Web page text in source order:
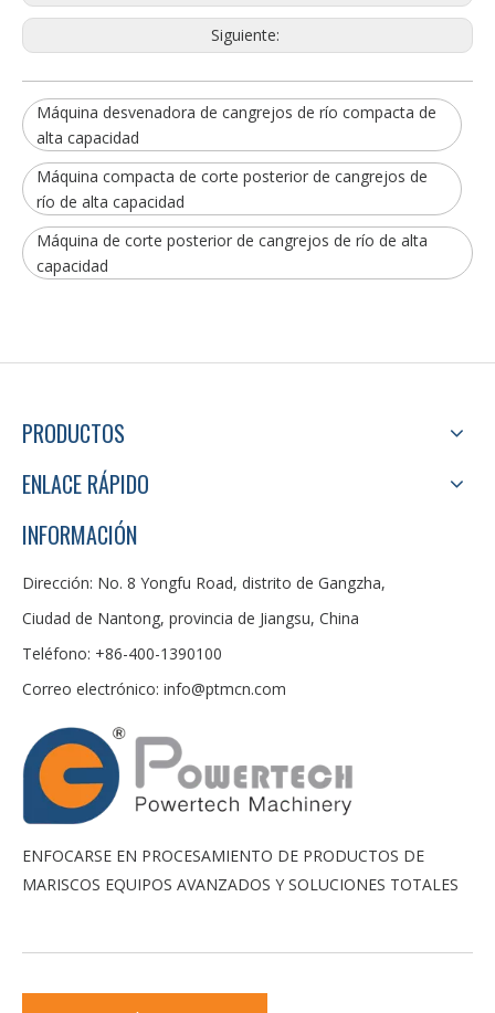
Siguiente:
Máquina desvenadora de cangrejos de río compacta de
alta capacidad
Máquina compacta de corte posterior de cangrejos de
río de alta capacidad
Máquina de corte posterior de cangrejos de río de alta
capacidad
PRODUCTOS
ENLACE RÁPIDO
INFORMACIÓN
Dirección: No. 8 Yongfu Road, distrito de Gangzha,
Ciudad de Nantong, provincia de Jiangsu, China
Teléfono: +86-400-1390100
Correo electrónico: info@ptmcn.com
ENFOCARSE EN PROCESAMIENTO DE PRODUCTOS DE
MARISCOS EQUIPOS AVANZADOS Y SOLUCIONES TOTALES